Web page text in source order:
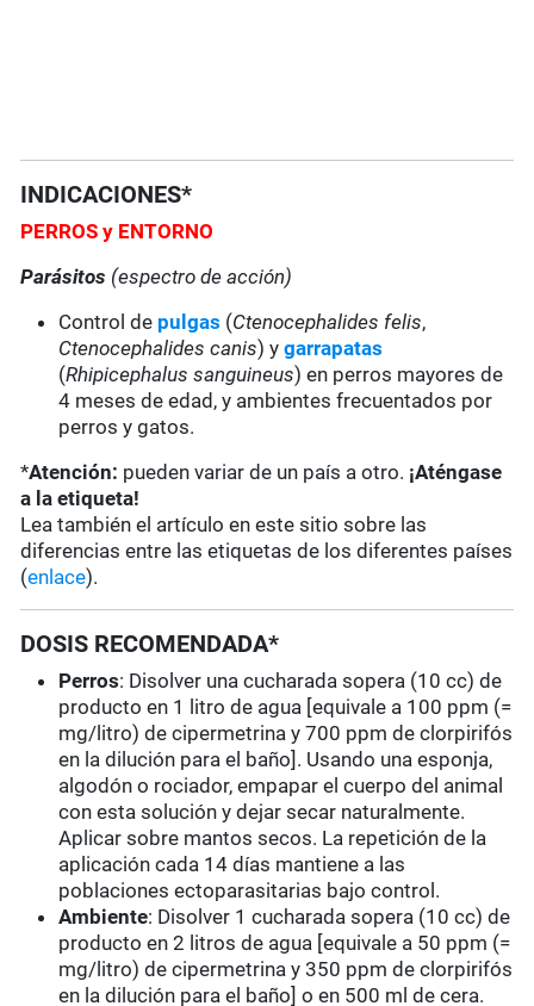
INDICACIONES*
PERROS y ENTORNO
Parásitos (espectro de acción)
Control de pulgas (Ctenocephalides felis,
Ctenocephalides canis) ygarrapatas
(Rhipicephalus sanguineus) en perros mayores de
4 meses de edad, y ambientes frecuentados por
perros y gatos.
*Atención: pueden variar de un país a otro. ¡Aténgase
a la etiqueta!
Lea también el artículo en este sitio sobre las
diferencias entre las etiquetas de los diferentes países
(enlace).
DOSIS RECOMENDADA*
Perros: Disolver una cucharada sopera (10 cc) de
producto en 1 litro de agua [equivale a 100 ppm (=
mg/litro) de cipermetrina y 700 ppm de clorpirifós
en la dilución para el baño]. Usando una esponja,
algodón o rociador, empapar el cuerpo del animal
con esta solución y dejar secar naturalmente.
Aplicar sobre mantos secos. La repetición de la
aplicación cada 14 días mantiene a las
poblaciones ectoparasitarias bajo control.
Ambiente: Disolver 1 cucharada sopera (10 cc) de
producto en 2 litros de agua [equivale a 50 ppm (=
mg/litro) de cipermetrina y 350 ppm de clorpirifós
en la dilución para el baño] o en 500 ml de cera.